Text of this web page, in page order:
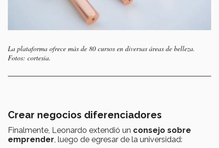
La plataforma ofrece más de 80 cursos en diversas áreas de belleza.
Fotos: cortesia.
Crear negocios diferenciadores
Finalmente, Leonardo extendió un consejo sobre
emprender , luego de egresar de la universidad: